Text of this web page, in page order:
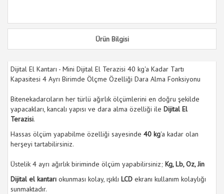
Ürün Bilgisi
Dijital El Kantarı - Mini Dijital El Terazisi 40 kg'a Kadar Tartı
Kapasitesi 4 Ayrı Birimde Ölçme Özelliği Dara Alma Fonksiyonu
Bitenekadarcıların her türlü ağırlık ölçümlerini en doğru şekilde
yapacakları, kancalı yapısı ve dara alma özelliği ile Dijital El
Terazisi.
Hassas ölçüm yapabilme özelliği sayesinde 40 kg'a kadar olan
herşeyi tartabilirsiniz.
Üstelik 4 ayrı ağırlık biriminde ölçüm yapabilirsiniz; Kg, Lb, Oz, Jin
Dijital el kantarı okunması kolay, ışıklı LCD ekranı kullanım kolaylığı
sunmaktadır.